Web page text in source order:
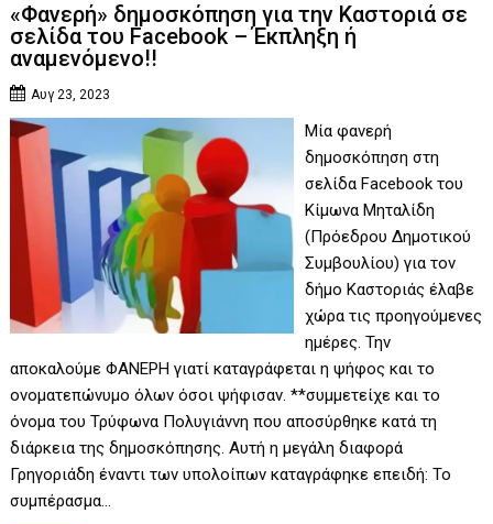
«Φανερή» δημοσκόπηση για την Καστοριά σε
σελίδα του Facebook – Έκπληξη ή
αναμενόμενο!!
Αυγ 23, 2023
Μία φανερή
δημοσκόπηση στη
σελίδα Facebook του
Κίμωνα Μηταλίδη
(Πρόεδρου Δημοτικού
Συμβουλίου) για τον
δήμο Καστοριάς έλαβε
χώρα τις προηγούμενες
ημέρες. Την
αποκαλούμε ΦΑΝΕΡΗ γιατί καταγράφεται η ψήφος και το
ονοματεπώνυμο όλων όσοι ψήφισαν. **συμμετείχε και το
όνομα του Τρύφωνα Πολυγιάννη που αποσύρθηκε κατά τη
διάρκεια της δημοσκόπησης. Αυτή η μεγάλη διαφορά
Γρηγοριάδη έναντι των υπολοίπων καταγράφηκε επειδή: Το
συμπέρασμα…